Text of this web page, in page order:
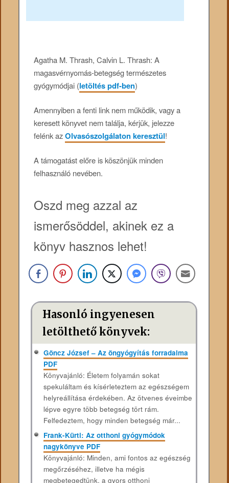
Agatha M. Thrash, Calvin L. Thrash: A
magasvérnyomás-betegség természetes
gyógymódjai (letöltés pdf-ben)
Amennyiben a fenti link nem működik, vagy a
keresett könyvet nem találja, kérjük, jelezze
felénk azOlvasószolgálaton keresztül!
A támogatást előre is köszönjük minden
felhasználó nevében.
Oszd meg azzal az
ismerősöddel, akinek ez a
könyv hasznos lehet!
Hasonló ingyenesen
letölthető könyvek:
Göncz József – Az öngyógyítás forradalma
PDF
Könyvajánló: Életem folyamán sokat
spekuláltam és kísérleteztem az egészségem
helyreállítása érdekében. Az ötvenes éveimbe
lépve egyre több betegség tört rám.
Felfedeztem, hogy minden betegség már...
Frank-Kürti: Az otthoni gyógymódok
nagykönyve PDF
Könyvajánló: Minden, ami fontos az egészség
megőrzéséhez, illetve ha mégis
megbetegedtünk, a gyors otthoni